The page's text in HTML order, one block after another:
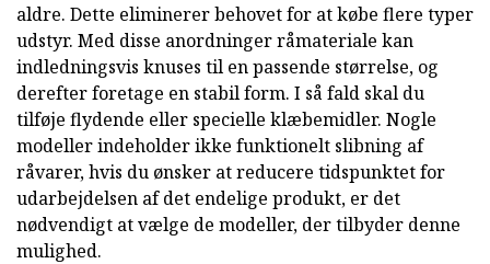
aldre. Dette eliminerer behovet for at købe flere typer
udstyr. Med disse anordninger råmateriale kan
indledningsvis knuses til en passende størrelse, og
derefter foretage en stabil form. I så fald skal du
tilføje flydende eller specielle klæbemidler. Nogle
modeller indeholder ikke funktionelt slibning af
råvarer, hvis du ønsker at reducere tidspunktet for
udarbejdelsen af det endelige produkt, er det
nødvendigt at vælge de modeller, der tilbyder denne
mulighed.